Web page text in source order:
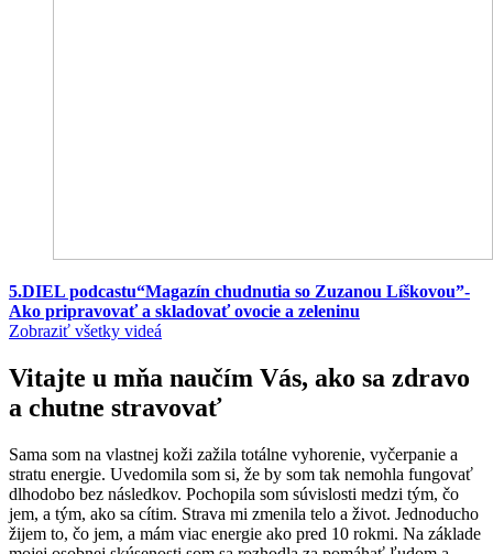
5.DIEL podcastu“Magazín chudnutia so Zuzanou Líškovou”-
Ako pripravovať a skladovať ovocie a zeleninu
Zobraziť všetky videá
Vitajte u mňa naučím Vás, ako sa zdravo
a chutne stravovať
Sama som na vlastnej koži zažila totálne vyhorenie, vyčerpanie a
stratu energie. Uvedomila som si, že by som tak nemohla fungovať
dlhodobo bez následkov. Pochopila som súvislosti medzi tým, čo
jem, a tým, ako sa cítim. Strava mi zmenila telo a život. Jednoducho
žijem to, čo jem, a mám viac energie ako pred 10 rokmi. Na základe